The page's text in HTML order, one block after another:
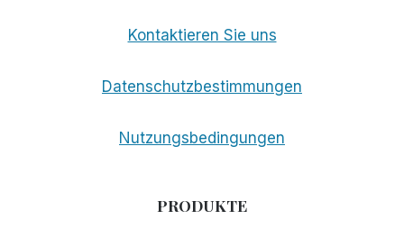
Kontaktieren Sie uns
Datenschutzbestimmungen
Nutzungsbedingungen
PRODUKTE